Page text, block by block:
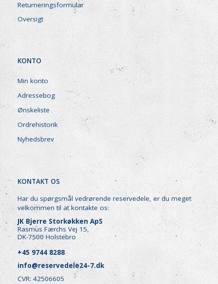
Returneringsformular
Oversigt
KONTO
Min konto
Adressebog
Ønskeliste
Ordrehistorik
Nyhedsbrev
KONTAKT OS
Har du spørgsmål vedrørende reservedele, er du meget
velkommen til at kontakte os:
JK Bjerre Storkøkken ApS
Rasmus Færchs Vej 15,
DK-7500 Holstebro
+45 9744 8288
info@reservedele24-7.dk
CVR: 42506605